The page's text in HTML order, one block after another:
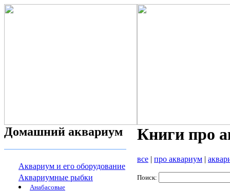
Домашний аквариум
Аквариум и его оборудование
Аквариумные рыбки
Анабасовые
Книги про
все | про аквариум |
Поиск: